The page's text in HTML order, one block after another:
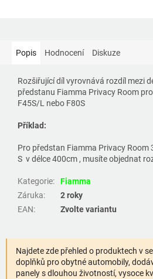
Popis Hodnocení Diskuze
Rozšiřující díl vyrovnává rozdíl mezi
předstanu Fiamma Privacy Room
F45S/L nebo F80S
Příklad:
Pro předstan Fiamma Privacy
S v délce 400cm , musíte objednat
Kategorie:
Fiamma
Záruka:
2 roky
EAN: Zvolte variantu
Najdete zde přehled o produktech v
doplňků pro obytné automobily,
panely s dlouhou životností, vysoce